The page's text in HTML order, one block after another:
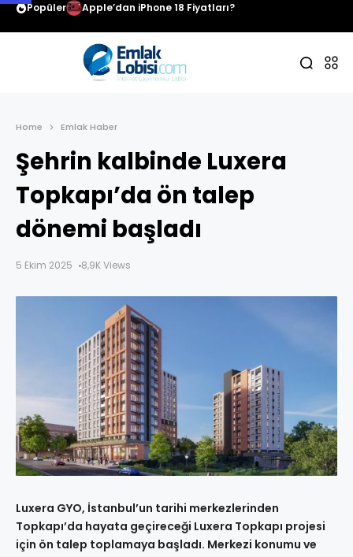
Popüler Apple’dan iPhone 18 Fiyatları?
Home Emlak Haber
Şehrin kalbinde Luxera
Topkapı’da ön talep
dönemi başladı
5 Ekim 2025 8,9K Views
Luxera GYO, İstanbul’un tarihi merkezlerinden
Topkapı’da hayata geçireceği Luxera Topkapı projesi
için ön talep toplamaya başladı. Merkezi konumu ve